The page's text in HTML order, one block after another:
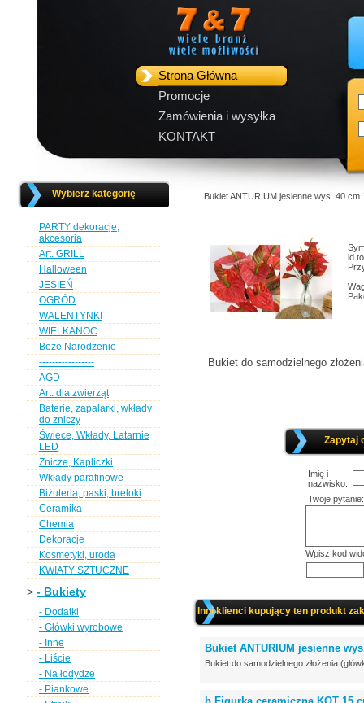
Strona Główna
Promocje
Zamówienia i wysyłka
KONTAKT
Wybierz kategorię
PARTY dekoracje,
akcesoria
Art. GRILL
Halloween
JESIEŃ
OGRÓD
WALENTYNKI
WIELKANOC
Boże Narodzenie
-----------------
AGD
Art. dla zwierząt
Baterie, zapalarki, wkłady
do zniczy
Świece, Wkłady, Latarnie
LED
Znicze, Kapliczki
Wkłady parafinowe
Biżuteria, paski, breloki
Ceramika
Chemia
Dekoracje
Kosmetyki, uroda
KWIATY SZTUCZNE
> - Bukiety
- Dodatki
- Główki wyrobowe
- Inne
- Liście
- Na łodydze
- Piankowe
Bukiet ANTURIUM jesienne wys. 40
id
Bukiet do samodzielnego
Zapytaj
Imię i
nazwisko:
Twoje pytanie:
Wpisz kod
Inni klienci kupujący ten produkt
Bukiet ANTURIUM jesienne
Bukiet do samodzielnego złożenia